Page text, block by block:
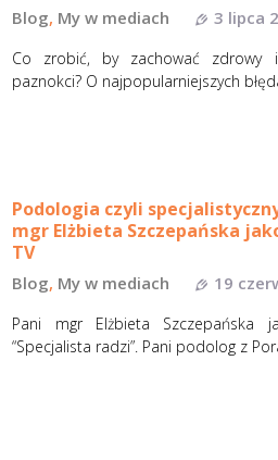
Blog, My w mediach 3 lipca
Co zrobić, by zachować zdrowy
paznokci? O najpopularniejszych
Podologia czyli
mgr Elżbieta Szczepańska
TV
Blog, My w mediach 19
Pani mgr Elżbieta Szczepańska
“Specjalista radzi”. Pani podolog z